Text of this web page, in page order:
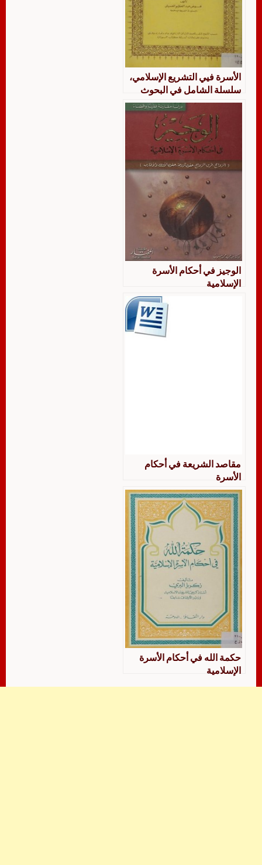
الأسرة فيي التشريع الإسلامي،
سلسلة الشامل في البحوث
الإسلامية
الوجيز في أحكام الأسرة
الإسلامية
مقاصد الشريعة في أحكام
الأسرة
حكمة الله في أحكام الأسرة
الإسلامية